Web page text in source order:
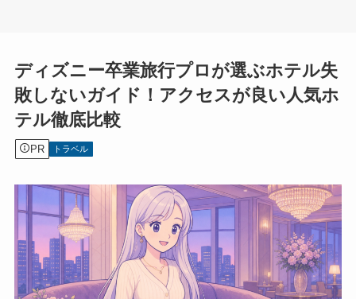
ディズニー卒業旅行プロが選ぶホテル失
敗しないガイド！アクセスが良い人気ホ
テル徹底比較
PR トラベル